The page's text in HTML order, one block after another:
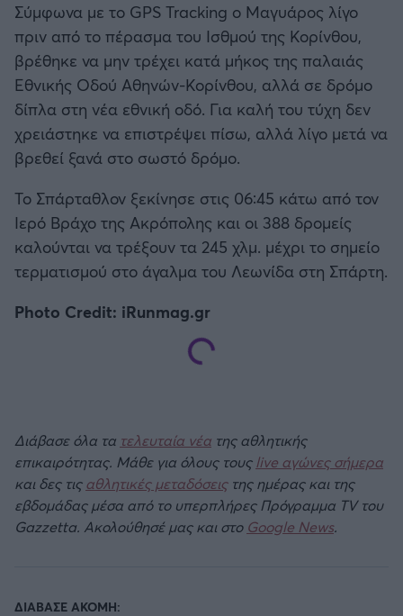
Σύμφωνα με το GPS Tracking ο Μαγυάρος λίγο
πριν από το πέρασμα του Ισθμού της Κορίνθου,
βρέθηκε να μην τρέχει κατά μήκος της παλαιάς
Εθνικής Οδού Αθηνών-Κορίνθου, αλλά σε δρόμο
δίπλα στη νέα εθνική οδό. Για καλή του τύχη δεν
χρειάστηκε να επιστρέψει πίσω, αλλά λίγο μετά να
βρεθεί ξανά στο σωστό δρόμο.
Το Σπάρταθλον ξεκίνησε στις 06:45 κάτω από τον
Ιερό Βράχο της Ακρόπολης και οι 388 δρομείς
καλούνται να τρέξουν τα 245 χλμ. μέχρι το σημείο
τερματισμού στο άγαλμα του Λεωνίδα στη Σπάρτη.
Photo Credit: iRunmag.gr
Διάβασε όλα τα τελευταία νέα της αθλητικής
επικαιρότητας. Μάθε για όλους τους live αγώνες σήμερα
και δες τιςαθλητικές μεταδόσειςτης ημέρας και της
εβδομάδας μέσα από το υπερπλήρες Πρόγραμμα TV του
Gazzetta. Ακολούθησέ μας και στο Google News.
ΔΙΑΒΑΣΕ ΑΚΟΜΗ: